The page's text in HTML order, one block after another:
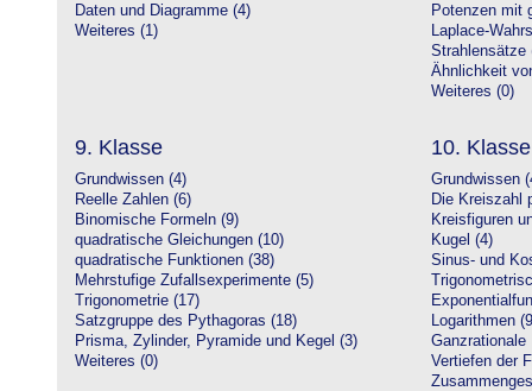
Daten und Diagramme (4)
Weiteres (1)
Potenzen mit
Laplace-
Strahlensätze
Ähnlichkeit
Weiteres (0)
9. Klasse
Grundwissen (4)
Reelle Zahlen (6)
Binomische Formeln (9)
quadratische Gleichungen (10)
quadratische Funktionen (38)
Mehrstufige Zufallsexperimente (5)
Trigonometrie (17)
Satzgruppe des Pythagoras (18)
Prisma, Zylinder, Pyramide und Kegel (3)
Weiteres (0)
10. Klasse
Grundwissen
Die Kreiszahl
Kreisfiguren
Kugel (4)
Sinus- und
Logarithmen
Ganzrationale
Vertiefen der